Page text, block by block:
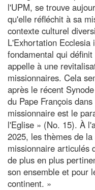
l'UPM, se trouve
qu'elle réfléchit à sa
contexte culturel
L'Exhortation Ecclesia
fondamental qui
appelle à une
missionnaires. Cela
après le récent
du Pape François
missionnaire est le
l'Eglise » (No. 15). À
2025, les thèmes de
missionnaire articulés
de plus en plus
son ensemble et pour
continent. »